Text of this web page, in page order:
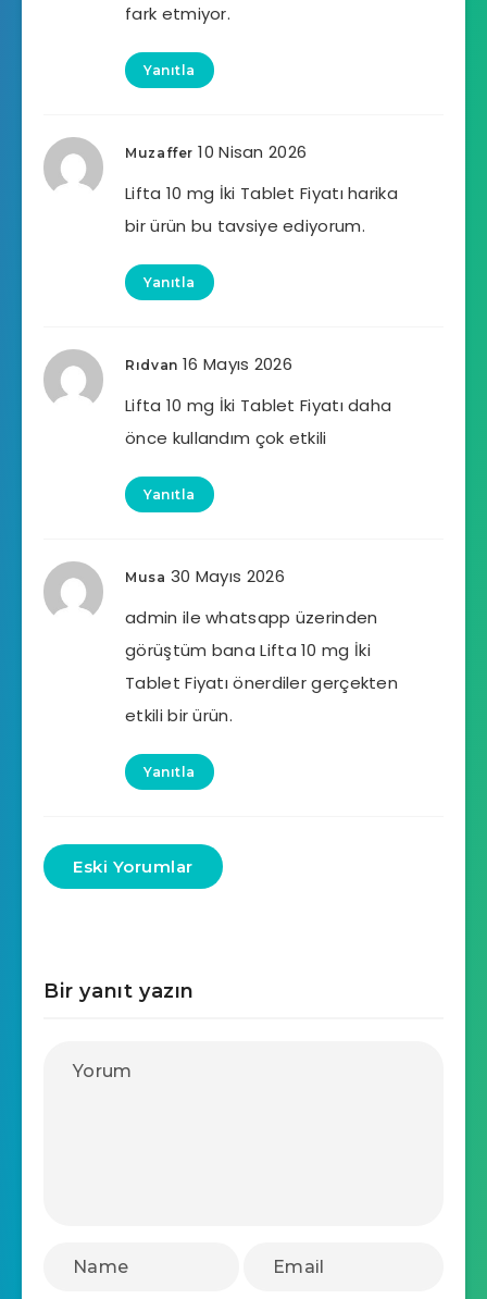
fark etmiyor.
Yanıtla
Muzaffer 10 Nisan 2026
Lifta 10 mg İki Tablet Fiyatı harika
bir ürün bu tavsiye ediyorum.
Yanıtla
Rıdvan 16 Mayıs 2026
Lifta 10 mg İki Tablet Fiyatı daha
önce kullandım çok etkili
Yanıtla
Musa 30 Mayıs 2026
admin ile whatsapp üzerinden
görüştüm bana Lifta 10 mg İki
Tablet Fiyatı önerdiler gerçekten
etkili bir ürün.
Yanıtla
Eski Yorumlar
Bir yanıt yazın